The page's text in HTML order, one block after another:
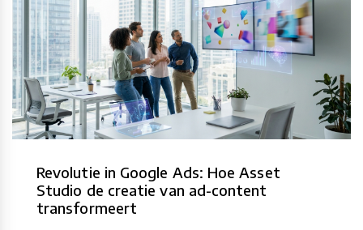
Revolutie in Google Ads: Hoe Asset
Studio de creatie van ad-content
transformeert